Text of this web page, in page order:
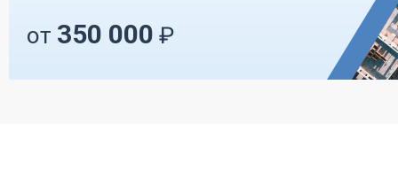
от 350 000 ₽